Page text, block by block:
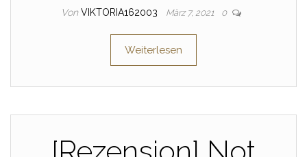
Von VIKTORIA162003 März 7, 2021 0
Weiterlesen